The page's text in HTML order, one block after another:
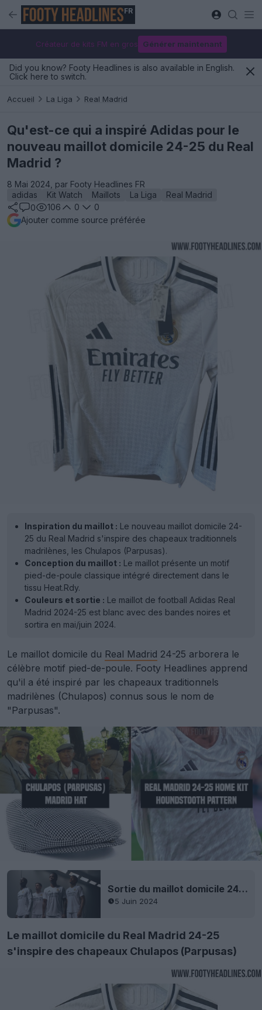
FR
Créateur de kits FM en gros Générer maintenant
Did you know? Footy Headlines is also available in English.
Click here to switch.
Accueil La Liga Real Madrid
Qu'est-ce qui a inspiré Adidas pour le
nouveau maillot domicile 24-25 du Real
Madrid ?
8 Mai 2024, par Footy Headlines FR
adidas
Kit Watch Maillots La Liga
Real Madrid
0
106 0
0
Ajouter comme source préférée
Inspiration du maillot : Le nouveau maillot domicile 24-
25 du Real Madrid s'inspire des chapeaux traditionnels
madrilènes, les Chulapos (Parpusas).
Conception du maillot : Le maillot présente un motif
pied-de-poule classique intégré directement dans le
tissu Heat.Rdy.
Couleurs et sortie : Le maillot de football Adidas Real
Madrid 2024-25 est blanc avec des bandes noires et
sortira en mai/juin 2024.
Le maillot domicile du Real Madrid 24-25 arborera le
célèbre motif pied-de-poule. Footy Headlines apprend
qu'il a été inspiré par les chapeaux traditionnels
madrilènes (Chulapos) connus sous le nom de
"Parpusas".
Sortie du maillot domicile 24-25 du Real Madrid
5 Juin 2024
Le maillot domicile du Real Madrid 24-25
s'inspire des chapeaux Chulapos (Parpusas)